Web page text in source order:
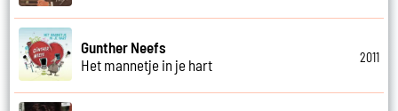
Gunther Neefs
Het mannetje in je hart
2011